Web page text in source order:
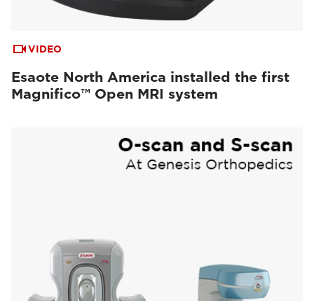
VIDEO
Esaote North America installed the first
Magnifico™ Open MRI system